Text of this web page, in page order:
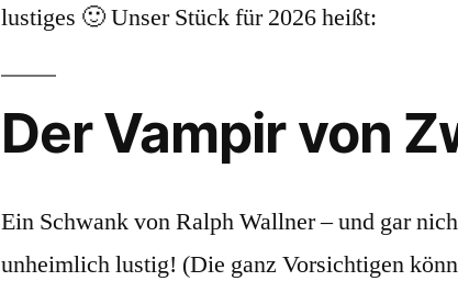
lustiges 🙂 Unser Stück für 2026 heißt:
Der Vampir von
Ein Schwank von Ralph Wallner – und gar
unheimlich lustig! (Die ganz Vorsichtigen